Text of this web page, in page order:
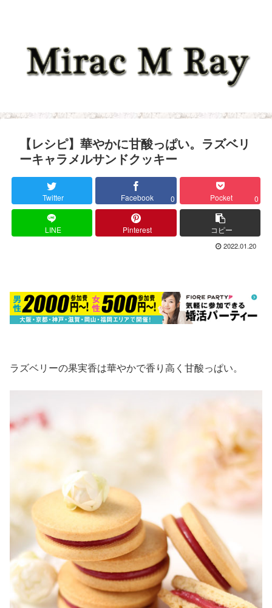
【レシピ】華やかに甘酸っぱい。ラズベリ
ーキャラメルサンドクッキー
Twitter Facebook 0 Pocket 0
LINE Pinterest コピー
2022.01.20
ラズベリーの果実香は華やかで香り高く甘酸っぱい。